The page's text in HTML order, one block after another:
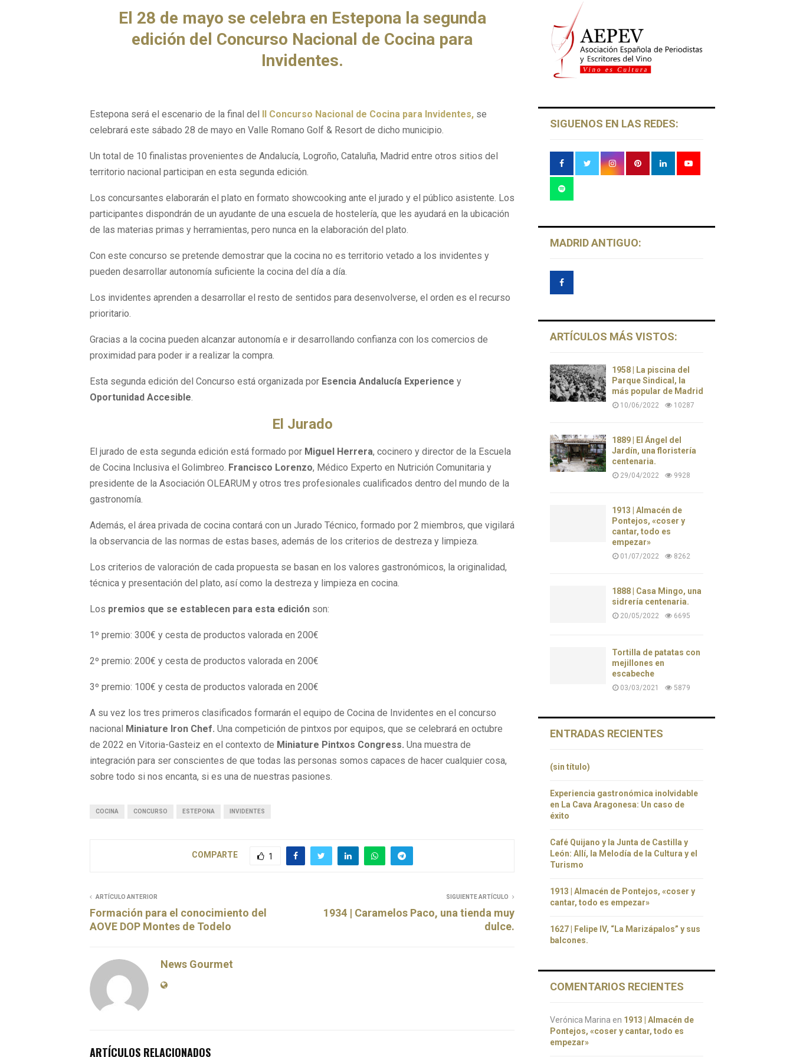
El 28 de mayo se celebra en Estepona la segunda
edición del Concurso Nacional de Cocina para
Invidentes.
Estepona será el escenario de la final del II Concurso Nacional de Cocina para Invidentes, se
celebrará este sábado 28 de mayo en Valle Romano Golf & Resort de dicho municipio.
Un total de 10 finalistas provenientes de Andalucía, Logroño, Cataluña, Madrid entre otros sitios del
territorio nacional participan en esta segunda edición.
Los concursantes elaborarán el plato en formato showcooking ante el jurado y el público asistente. Los
participantes dispondrán de un ayudante de una escuela de hostelería, que les ayudará en la ubicación
de las materias primas y herramientas, pero nunca en la elaboración del plato.
Con este concurso se pretende demostrar que la cocina no es territorio vetado a los invidentes y
pueden desarrollar autonomía suficiente la cocina del día a día.
Los invidentes aprenden a desarrollar el resto de sentidos para desenvolverse, el orden es el recurso
prioritario.
Gracias a la cocina pueden alcanzar autonomía e ir desarrollando confianza con los comercios de
proximidad para poder ir a realizar la compra.
Esta segunda edición del Concurso está organizada por Esencia Andalucía Experience y
Oportunidad Accesible
El Jurado
El jurado de esta segunda edición está formado por Miguel Herrera, cocinero y director de la Escuela
de Cocina Inclusiva el Golimbreo. Francisco Lorenzo, Médico Experto en Nutrición Comunitaria y
presidente de la Asociación OLEARUM y otros tres profesionales cualificados dentro del mundo de la
gastronomía.
Además, el área privada de cocina contará con un Jurado Técnico, formado por 2 miembros, que vigilará
la observancia de las normas de estas bases, además de los criterios de destreza y limpieza.
Los criterios de valoración de cada propuesta se basan en los valores gastronómicos, la originalidad,
técnica y presentación del plato, así como la destreza y limpieza en cocina.
Los premios que se establecen para esta edición son:
1º premio: 300€ y cesta de productos valorada en 200€
2º premio: 200€ y cesta de productos valorada en 200€
3º premio: 100€ y cesta de productos valorada en 200€
A su vez los tres primeros clasificados formarán el equipo de Cocina de Invidentes en el concurso
nacional Miniature Iron Chef. Una competición de pintxos por equipos, que se celebrará en octubre
de 2022 en Vitoria-Gasteiz en el contexto de Miniature Pintxos Congress. Una muestra de
integración para ser conscientes de que todas las personas somos capaces de hacer cualquier cosa,
sobre todo si nos encanta, si es una de nuestras pasiones.
COCINA CONCURSO ESTEPONA INVIDENTES
COMPARTE 1
ARTÍCULO ANTERIOR
Formación para el conocimiento del
AOVE DOP Montes de Todelo
SIGUIENTE ARTÍCULO
1934 | Caramelos Paco, una tienda muy
dulce.
News Gourmet
ARTÍCULOS RELACIONADOS
SIGUENOS EN LAS REDES:
MADRID ANTIGUO:
ARTÍCULOS MÁS VISTOS:
1958 | La piscina del
Parque Sindical, la
más popular de Madrid
10/06/2022 10287
1889 | El Ángel del
Jardín, una floristería
centenaria.
29/04/2022 9928
1913 | Almacén de
Pontejos, «coser y
cantar, todo es
empezar»
01/07/2022 8262
1888 | Casa Mingo, una
sidrería centenaria.
20/05/2022 6695
Tortilla de patatas con
mejillones en
escabeche
03/03/2021 5879
ENTRADAS RECIENTES
(sin título)
Experiencia gastronómica inolvidable
en La Cava Aragonesa: Un caso de
éxito
Café Quijano y la Junta de Castilla y
León: Allí, la Melodía de la Cultura y el
Turismo
1913 | Almacén de Pontejos, «coser y
cantar, todo es empezar»
1627 | Felipe IV, “La Marizápalos” y sus
balcones.
COMENTARIOS RECIENTES
Verónica Marina en 1913 | Almacén de
Pontejos, «coser y cantar, todo es
empezar»